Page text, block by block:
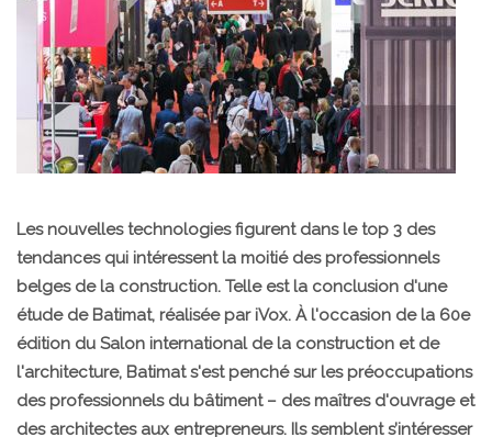
Les nouvelles technologies figurent dans le top 3 des
tendances qui intéressent la moitié des professionnels
belges de la construction. Telle est la conclusion d'une
étude de Batimat, réalisée par iVox. À l'occasion de la 60e
édition du Salon international de la construction et de
l'architecture, Batimat s'est penché sur les préoccupations
des professionnels du bâtiment – des maîtres d'ouvrage et
des architectes aux entrepreneurs. Ils semblent s’intéresser